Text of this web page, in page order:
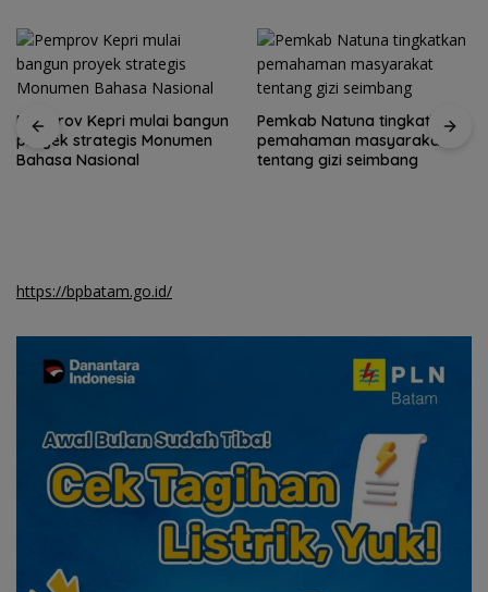
Pemprov Kepri mulai bangun
proyek strategis Monumen
Bahasa Nasional
Pemkab Natuna tingkatkan
pemahaman masyarakat
tentang gizi seimbang
https://bpbatam.go.id/